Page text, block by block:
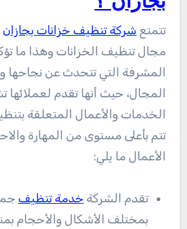
تتمتع شركة تنظيف خزانات بجازان
مجال تنظيف الخزانات وهذا ما
المشرفة التي تتحدث عن نجاحها
المجال، حيث أنها تقدم لعملائها
الخدمات والأعمال المتعلقة
تتم بأعلى مستوى من المهارة
الأعمال ما يلي:
تقدم الشركة خدمة تنظيف
بمختلف الأشكال والأحجام